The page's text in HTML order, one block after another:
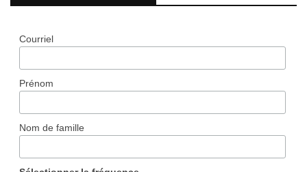
Courriel
Prénom
Nom de famille